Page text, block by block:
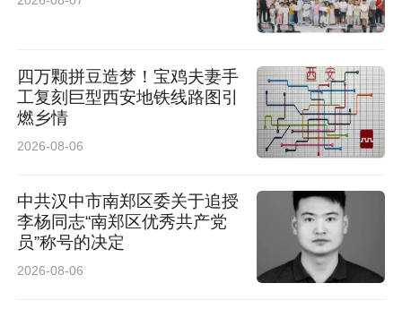
四万颗拼豆造梦！宝鸡夫妻手
工复刻巨型西安地铁线路图引
燃乡情
2026-08-06
中共汉中市南郑区委关于追授
李杨同志“南郑区优秀共产党
员”称号的决定
2026-08-06